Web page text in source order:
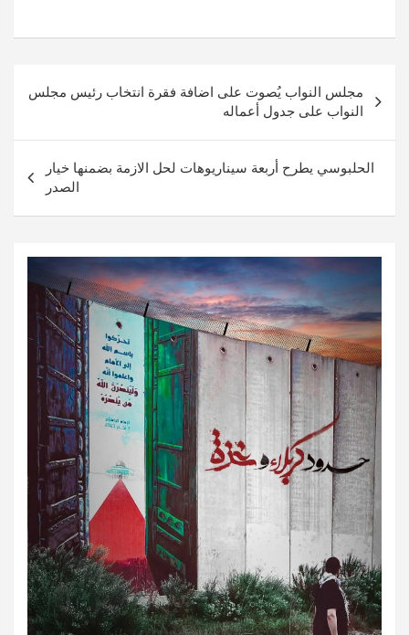
المقالات
مجلس النواب يُصوت على اضافة فقرة انتخاب رئيس مجلس
النواب على جدول أعماله
الحلبوسي يطرح أربعة سيناريوهات لحل الازمة بضمنها خيار
الصدر